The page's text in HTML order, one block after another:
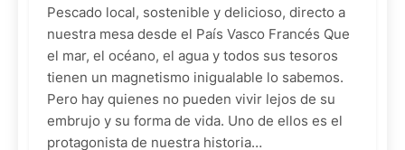
Pescado local, sostenible y delicioso, directo a
nuestra mesa desde el País Vasco Francés Que
el mar, el océano, el agua y todos sus tesoros
tienen un magnetismo inigualable lo sabemos.
Pero hay quienes no pueden vivir lejos de su
embrujo y su forma de vida. Uno de ellos es el
protagonista de nuestra historia…